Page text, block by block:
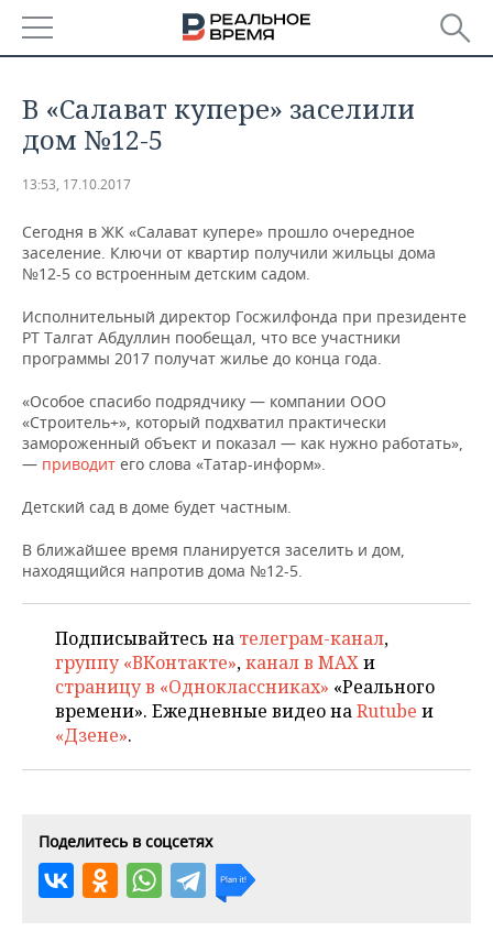
БАШКОРТОСТАН
ТАТАРСТАН
УДМУРТИЯ
НОВОСТИ
АНАЛИТИКА
НОВОСТИ АНАЛИТИКИ
ДЕКЛАРАЦИИ О ДОХОДАХ
КОРОЛИ ГОСЗАКАЗА ПФО
КОМУ ПРИНАДЛЕЖАТ
ТОРГОВЫЕ ЦЕНТРЫ
ТАТАРСТАНА
ЭКОНОМИКА
НОВОСТИ ЭКОНОМИКИ
ФИНАНСЫ
БЮДЖЕТ
ПРОМЫШЛЕННОСТЬ
НОВОСТИ
ПРОМЫШЛЕННОСТИ
АГРОПРОМ
МАШИНОСТРОЕНИЕ
НЕФТЕХИМИЯ
НЕФТЬ
ОПК
ЭНЕРГЕТИКА
НЕДВИЖИМОСТЬ
НОВОСТИ АВТО
БИЗНЕС
ТРАНСПОРТ
УСЛУГИ
МЕДИА
ТЕЛЕКОММУНИКАЦИИ
НОВОСТИ МЕРОПРИЯТИЙ
ВЫЕЗДНАЯ РЕДАКЦИЯ
БИЗНЕС-БРАНЧИ
ONLINE-КОНФЕРЕНЦИИ
СПОРТ
НОВОСТИ СПОРТА
ФУТБОЛ
ХОККЕЙ
ВОЛЕЙБОЛ
КИБЕРСПОРТ
ОБЩЕСТВО
НОВОСТИ ОБЩЕСТВА
ВЛАСТЬ
ИСТОРИЯ
КУЛЬТУРА
ФОТОГАЛЕРЕЯ
СЮЖЕТЫ
СПИСОК ПЕРСОН
СПИСОК КОМПАНИЙ
ПОЛНАЯ ВЕРСИЯ
В «Салават купере» заселили
дом №12-5
13:53, 17.10.2017
Сегодня в ЖК «Салават купере» прошло очередное
заселение. Ключи от квартир получили жильцы дома
№12-5 со встроенным детским садом.
Исполнительный директор Госжилфонда при президенте
РТ Талгат Абдуллин пообещал, что все участники
программы 2017 получат жилье до конца года.
«Особое спасибо подрядчику — компании ООО
«Строитель+», который подхватил практически
замороженный объект и показал — как нужно работать»,
— приводит его слова «Татар-информ».
Детский сад в доме будет частным.
В ближайшее время планируется заселить и дом,
находящийся напротив дома №12-5.
Подписывайтесь на телеграм-канал,
группу «ВКонтакте»,канал в MAXи
страницу в «Одноклассниках» «Реального
времени». Ежедневные видео наRutube и
«Дзене».
Поделитесь в соцсетях